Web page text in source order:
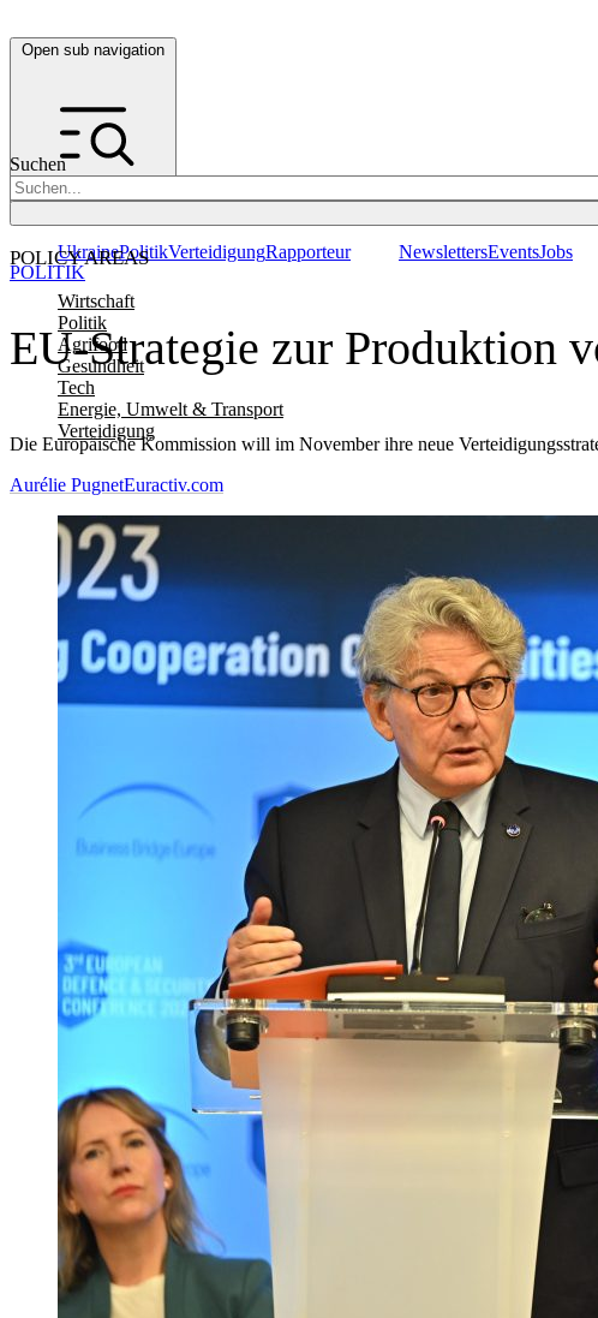
Open sub navigation
Suchen
POLICY AREAS
Wirtschaft
Politik
Agrifood
Gesundheit
Tech
Energie, Umwelt & Transport
Verteidigung
UkrainePolitikVerteidigungRapporteur NewslettersEventsJobs
EU-Strategie zur Produktion
Die Europäische Kommission will im November ihre neue
POLITIK
Aurélie PugnetEuractiv.com